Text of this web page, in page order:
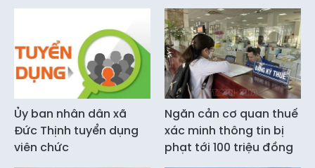
Ủy ban nhân dân xã
Đức Thịnh tuyển dụng
viên chức
Ngăn cản cơ quan thuế
xác minh thông tin bị
phạt tới 100 triệu đồng